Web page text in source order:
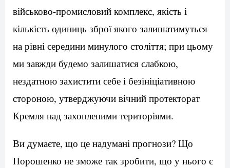
військово-промисловий комплекс, якість і
кількість одиниць зброї якого залишатимуться
на рівні середини минулого століття; при цьому
ми завжди будемо залишатися слабкою,
нездатною захистити себе і безініціативною
стороною, утверджуючи вічний протекторат
Кремля над захопленими територіями.
Ви думаєте, що це надумані прогнози? Що
Порошенко не зможе так зробити, що у нього є